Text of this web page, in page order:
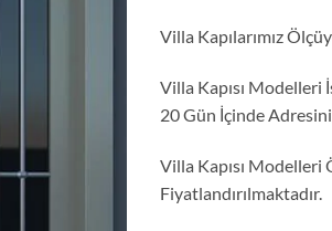
Villa Kapılarımız
Villa Kapısı Modelleri
20 Gün İçinde
Villa Kapısı
Fiyatlandırılmaktadır.